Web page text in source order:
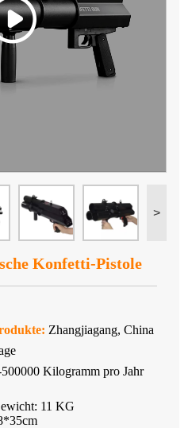
>
Konfetti-Pistole
Zhangjiagang, China
Kilogramm pro Jahr
11 KG